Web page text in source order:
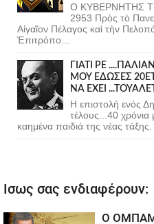
Ο ΚΥΒΕΡΝΗΤΗΣ
2953 Πρὸς τὸ
Αἰγαῖον Πέλαγος καὶ τὴν
Ἐπιτρόπο...
ΓΙΑΤΙ ΡΕ
ΜΟΥ ΕΔΩΣΕΣ
ΝΑ ΕΧΕΙ
Η επιστολή ενός
τέλους...40 χρόνια
καημένα παιδιά της νέας τάξης.